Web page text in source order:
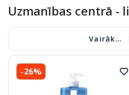
Uzmanības centrā -
Vairāk...
-26%